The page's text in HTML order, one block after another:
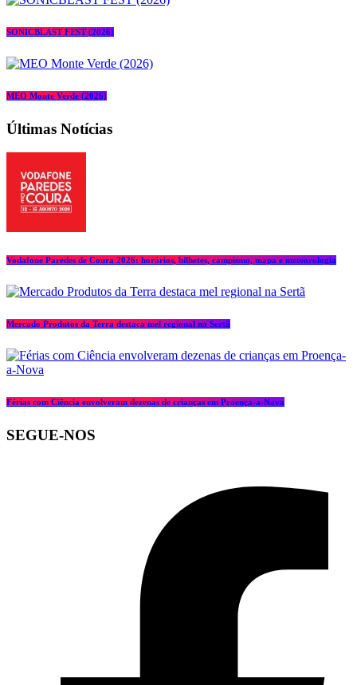
SONICBLAST FEST (2026)
MEO Monte Verde (2026)
Últimas Notícias
Vodafone Paredes de Coura 2026: horários, bilhetes, campismo, mapa e meteorologia
Mercado Produtos da Terra destaca mel regional na Sertã
Férias com Ciência envolveram dezenas de crianças em Proença-a-Nova
SEGUE-NOS